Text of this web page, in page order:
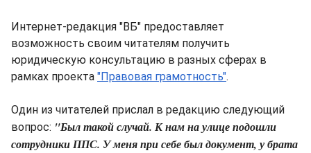
Интернет-редакция "ВБ" предоставляет
возможность своим читателям получить
юридическую консультацию в разных сферах в
рамках проекта "Правовая грамотность".
Один из читателей прислал в редакцию следующий
вопрос: "Был такой случай. К нам на улице подошли
сотрудники ППС. У меня при себе был документ, у брата